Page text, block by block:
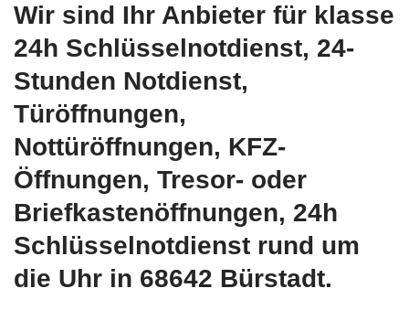
Wir sind Ihr Anbieter für klasse
24h Schlüsselnotdienst, 24-
Stunden Notdienst,
Türöffnungen,
Nottüröffnungen, KFZ-
Öffnungen, Tresor- oder
Briefkastenöffnungen, 24h
Schlüsselnotdienst rund um
die Uhr in 68642 Bürstadt.